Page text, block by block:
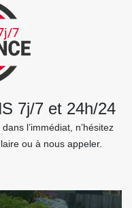
7j/7 et 24h/24
l’immédiat, n’hésitez
ou à nous appeler.